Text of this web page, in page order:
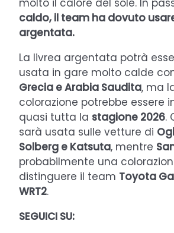
caldo, il team ha dovuto
argentata.
La livrea argentata potrà
usata in gare molto calde
Grecia e Arabia Saudita, ma
colorazione potrebbe essere
quasi tutta la stagione 2026.
sarà usata sulle vetture di
Solberg e Katsuta, mentre
probabilmente una
distinguere il team Toyota
WRT2.
SEGUICI SU: